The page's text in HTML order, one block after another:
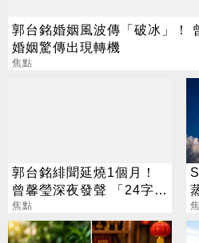
郭台銘婚姻風波傳「破冰」！
婚姻驚傳出現轉機
焦點
郭台銘緋聞延燒1個月！
曾馨瑩深夜發聲 「24字」
吐盡最心繫的事
焦點